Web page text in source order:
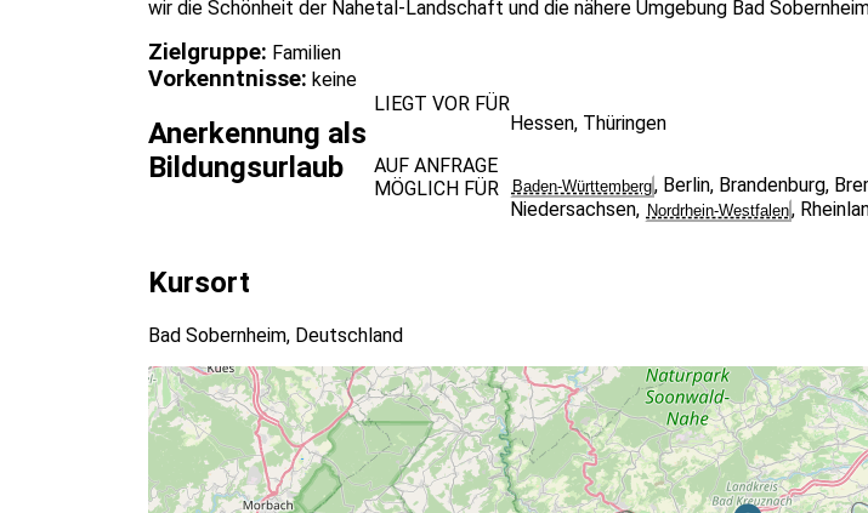
wir die Schönheit der Nahetal-Landschaft und die nähere Umgebung Bad
Zielgruppe: Familien
Vorkenntnisse: keine
Anerkennung als
Bildungsurlaub
LIEGT VOR FÜR
Hessen, Thüringen
AUF ANFRAGE
MÖGLICH FÜR
Baden-Württemberg, Berlin, Brandenburg,
Niedersachsen, Nordrhein-Westfalen,
Kursort
Bad Sobernheim, Deutschland